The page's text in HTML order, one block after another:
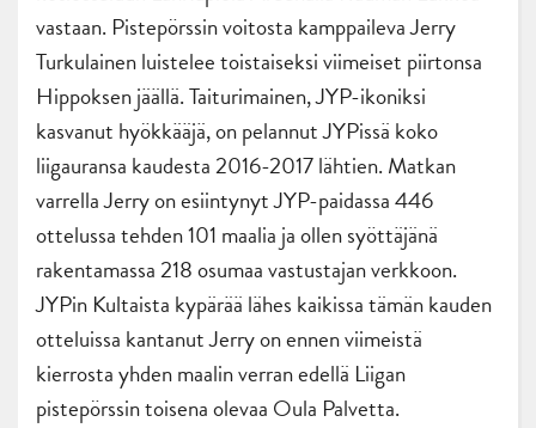
vastaan. Pistepörssin voitosta kamppaileva Jerry
Turkulainen luistelee toistaiseksi viimeiset piirtonsa
Hippoksen jäällä. Taiturimainen, JYP-ikoniksi
kasvanut hyökkääjä, on pelannut JYPissä koko
liigauransa kaudesta 2016-2017 lähtien. Matkan
varrella Jerry on esiintynyt JYP-paidassa 446
ottelussa tehden 101 maalia ja ollen syöttäjänä
rakentamassa 218 osumaa vastustajan verkkoon.
JYPin Kultaista kypärää lähes kaikissa tämän kauden
otteluissa kantanut Jerry on ennen viimeistä
kierrosta yhden maalin verran edellä Liigan
pistepörssin toisena olevaa Oula Palvetta.